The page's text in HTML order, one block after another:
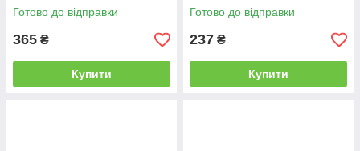
Готово до відправки
365 ₴
Купити
Готово до відправки
237 ₴
Купити